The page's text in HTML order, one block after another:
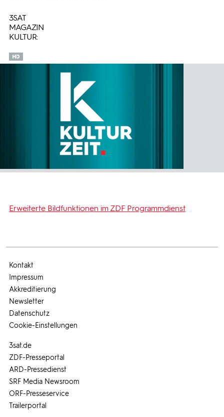
3SAT
MAGAZIN
KULTUR:
Erweiterte Bildfunktionen im ZDF Programmdienst
3sat.de
ZDF-Presseportal
ARD-Pressedienst
SRF Media Newsroom
ORF-Presseservice
Trailerportal
Kontakt
Impressum
Akkreditierung
Newsletter
Datenschutz
Cookie-Einstellungen